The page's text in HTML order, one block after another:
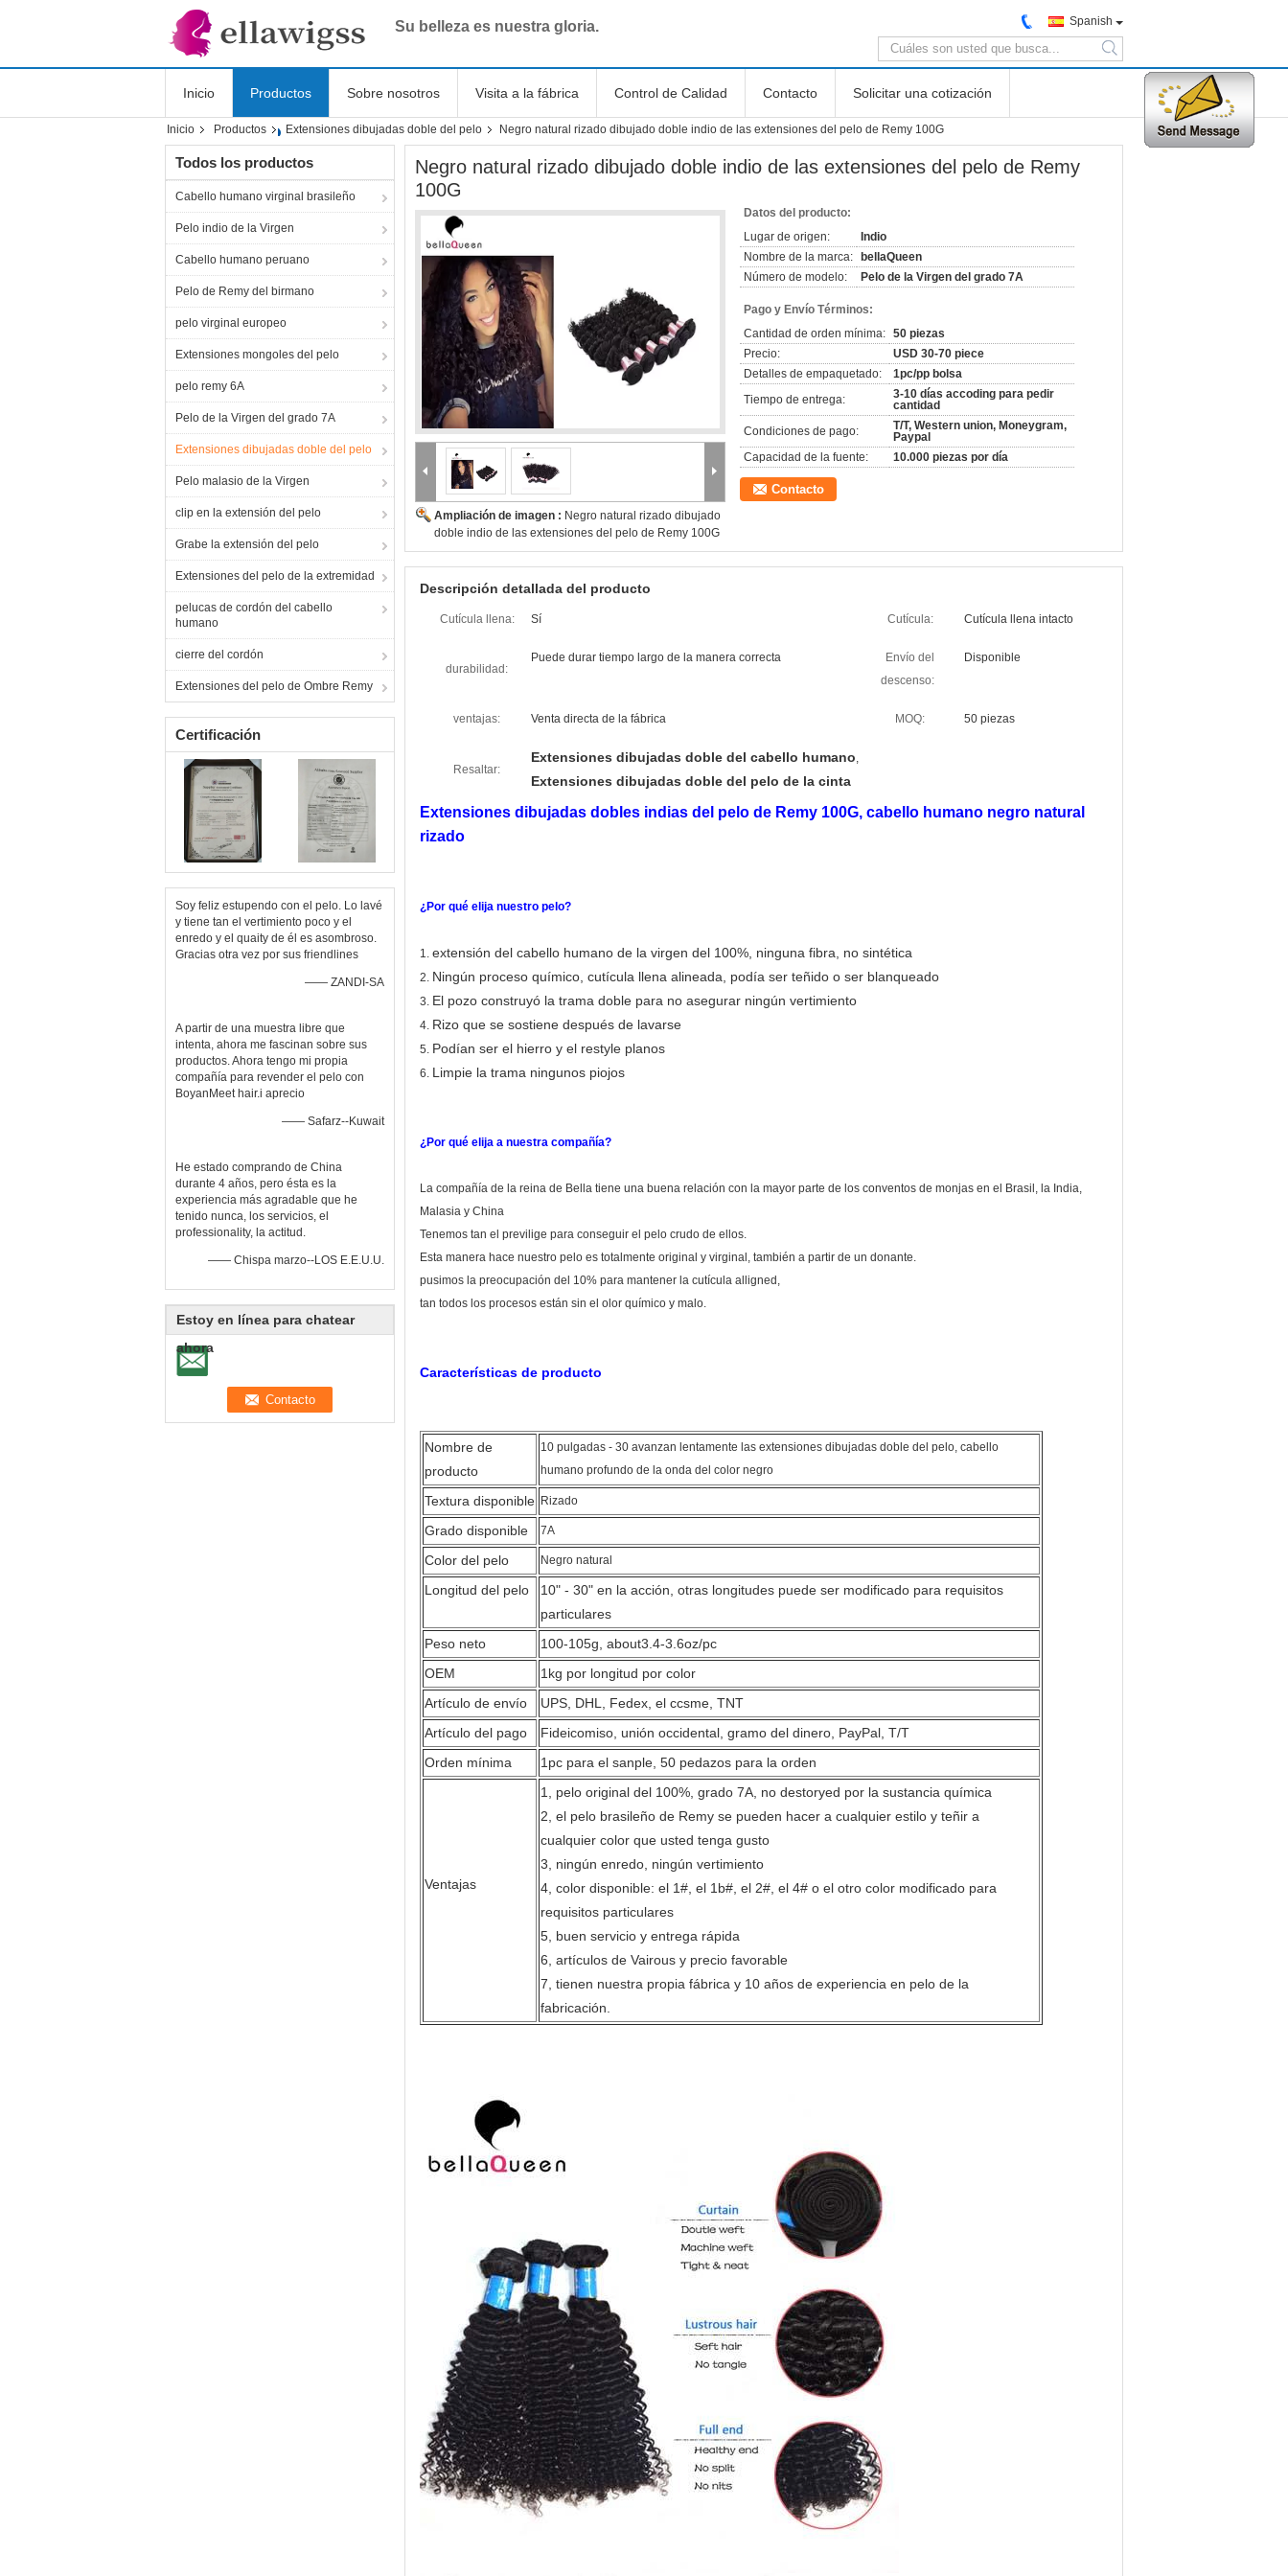
Su belleza es nuestra gloria. Spanish
search
Inicio Productos Sobre nosotros Visita a la fábrica Control de Calidad Contacto Solicitar una cotización
Shopping Online
Inicio Productos Extensiones dibujadas doble del pelo Negro natural rizado dibujado doble indio de las extensiones del pelo de Remy 100G
Todos los productos
Cabello humano virginal brasileño
Pelo indio de la Virgen
Cabello humano peruano
Pelo de Remy del birmano
pelo virginal europeo
Extensiones mongoles del pelo
pelo remy 6A
Pelo de la Virgen del grado 7A
Extensiones dibujadas doble del pelo
Pelo malasio de la Virgen
clip en la extensión del pelo
Grabe la extensión del pelo
Extensiones del pelo de la extremidad
pelucas de cordón del cabello
humano
cierre del cordón
Extensiones del pelo de Ombre Remy
Certificación
Soy feliz estupendo con el pelo. Lo lavé
y tiene tan el vertimiento poco y el
enredo y el quaity de él es asombroso.
Gracias otra vez por sus friendlines
—— ZANDI-SA
A partir de una muestra libre que
intenta, ahora me fascinan sobre sus
productos. Ahora tengo mi propia
compañía para revender el pelo con
BoyanMeet hair.i aprecio
—— Safarz--Kuwait
He estado comprando de China
durante 4 años, pero ésta es la
experiencia más agradable que he
tenido nunca, los servicios, el
professionality, la actitud.
—— Chispa marzo--LOS E.E.U.U.
Estoy en línea para chatear
ahora
Negro natural rizado dibujado doble indio de las extensiones del pelo de Remy
100G
Ampliación de imagen : Negro natural rizado dibujado
doble indio de las extensiones del pelo de Remy 100G
Datos del producto:
Lugar de origen:
Indio
Nombre de la marca:
bellaQueen
Número de modelo:
Pelo de la Virgen del grado 7A
Pago y Envío Términos:
Cantidad de orden mínima: 50 piezas
Precio:
USD 30-70 piece
Detalles de empaquetado:
1pc/pp bolsa
Tiempo de entrega:
3-10 días accoding para pedir
cantidad
Condiciones de pago:
T/T, Western union, Moneygram,
Paypal
Capacidad de la fuente:
10.000 piezas por día
Contacto
Descripción detallada del producto
Cutícula llena: Sí Cutícula: Cutícula llena intacto
durabilidad:
Puede durar tiempo largo de la manera correcta
Envío del
descenso:
Disponible
ventajas: Venta directa de la fábrica MOQ: 50 piezas
Resaltar:
Extensiones dibujadas doble del cabello humano,
Extensiones dibujadas doble del pelo de la cinta
Extensiones dibujadas dobles indias del pelo de Remy 100G, cabello humano negro natural
rizado
¿Por qué elija nuestro pelo?
1. extensión del cabello humano de la virgen del 100%, ninguna fibra, no sintética
2. Ningún proceso químico, cutícula llena alineada, podía ser teñido o ser blanqueado
3. El pozo construyó la trama doble para no asegurar ningún vertimiento
4. Rizo que se sostiene después de lavarse
5. Podían ser el hierro y el restyle planos
6. Limpie la trama ningunos piojos
¿Por qué elija a nuestra compañía?
La compañía de la reina de Bella tiene una buena relación con la mayor parte de los conventos de monjas en el Brasil, la India,
Malasia y China
Tenemos tan el previlige para conseguir el pelo crudo de ellos.
Esta manera hace nuestro pelo es totalmente original y virginal, también a partir de un donante.
pusimos la preocupación del 10% para mantener la cutícula alligned,
tan todos los procesos están sin el olor químico y malo.
Características de producto
Nombre de
producto
10 pulgadas - 30 avanzan lentamente las extensiones dibujadas doble del pelo, cabello
humano profundo de la onda del color negro
Textura disponible Rizado
Grado disponible 7A
Color del pelo Negro natural
Longitud del pelo
10" - 30" en la acción, otras longitudes puede ser modificado para requisitos
particulares
Peso neto
100-105g, about3.4-3.6oz/pc
OEM
1kg por longitud por color
Artículo de envío
UPS, DHL, Fedex, el ccsme, TNT
Artículo del pago
Fideicomiso, unión occidental, gramo del dinero, PayPal, T/T
Orden mínima
1pc para el sanple, 50 pedazos para la orden
Ventajas
1, pelo original del 100%, grado 7A, no destoryed por la sustancia química
2, el pelo brasileño de Remy se pueden hacer a cualquier estilo y teñir a
cualquier color que usted tenga gusto
3, ningún enredo, ningún vertimiento
4, color disponible: el 1#, el 1b#, el 2#, el 4# o el otro color modificado para
requisitos particulares
5, buen servicio y entrega rápida
6, artículos de Vairous y precio favorable
7, tienen nuestra propia fábrica y 10 años de experiencia en pelo de la
fabricación.